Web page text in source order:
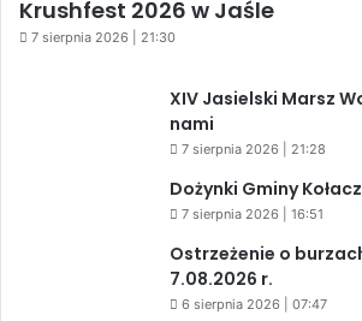
Krushfest 2026 w Jaśle
7 sierpnia 2026 | 21:30
XIV Jasielski Marsz
nami
7 sierpnia 2026 | 21:28
Dożynki Gminy
7 sierpnia 2026 | 16:51
Ostrzeżenie o
7.08.2026 r.
6 sierpnia 2026 | 07:47